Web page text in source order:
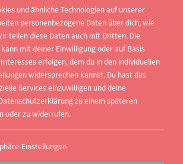
und ähnliche Technologien auf unserer
personenbezogene Daten über dich, wie
teilen diese Daten auch mit Dritten. Die
mit deiner Einwilligung oder auf Basis
erfolgen, dem du in den individuellen
widersprechen kannst. Du hast das
Services einzuwilligen und deine
zu einem späteren
oder zu widerrufen.
Einstellungen
zwölf Jahren gemacht wird
dieses System auch in anderen
einzuführen, ist es für die Schüler
in dieser verkürzten
Highschool-Aufenthalt im Ausland
bieten daher die
die man an